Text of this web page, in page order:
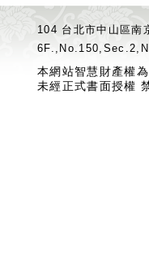
104 台北市中山區
本網站智慧財產權
未經正式書面授權